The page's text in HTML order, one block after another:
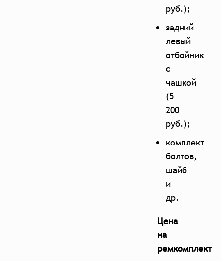
руб.);
задний
левый
отбойник
с
чашкой
(5
200
руб.);
комплект
болтов,
шайб
и
др.
Цена
на
ремкомплект